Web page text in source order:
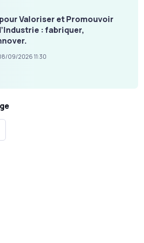
Valoriser et Promouvoir
: fabriquer,
09/2026 11:30